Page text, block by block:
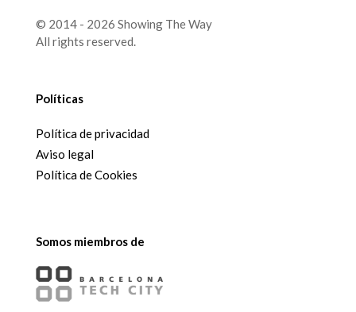
© 2014 - 2026 Showing The Way
All rights reserved.
Políticas
Política de privacidad
Aviso legal
Política de Cookies
Somos miembros de